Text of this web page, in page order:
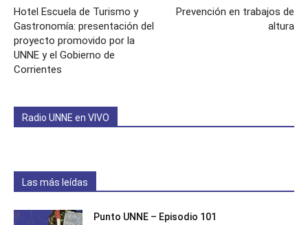
Hotel Escuela de Turismo y
Gastronomía: presentación del
proyecto promovido por la
UNNE y el Gobierno de
Corrientes
Prevención en trabajos de
altura
Radio UNNE en VIVO
Las más leídas
Punto UNNE – Episodio 101